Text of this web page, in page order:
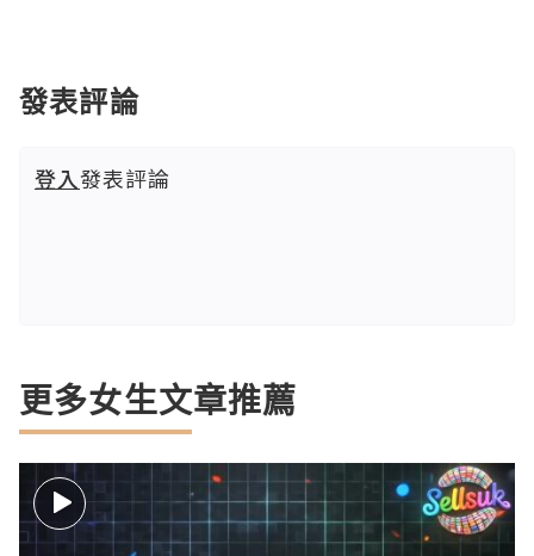
發表評論
登入發表評論
更多女生文章推薦